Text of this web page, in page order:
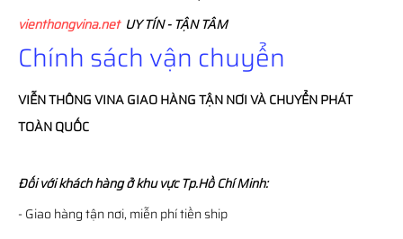
vienthongvina.netUY TÍN - TẬN TÂM
Chính sách vận chuyển
VIỄN THÔNGVINAGIAO HÀNG TẬN NƠI VÀ CHUYỂN PHÁT
TOÀN QUỐC
Đối với khách hàng ở khu vực Tp.Hồ Chí Minh:
- Giao hàng tận nơi, miễn phí tiền ship